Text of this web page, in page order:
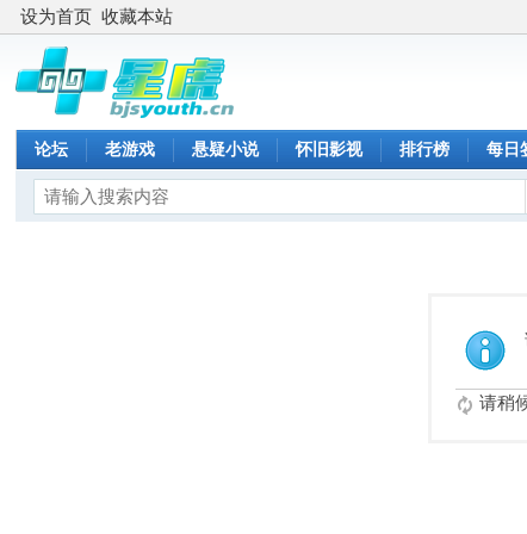
设为首页 收藏本站
论坛 老游戏 悬疑小说 怀旧影视 排行榜 每日
请稍